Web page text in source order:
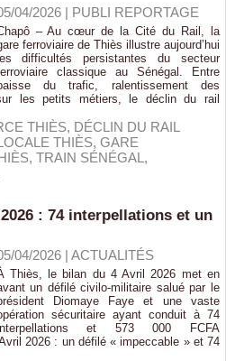
04/2026| PUBLI REPORTAGE
– Au cœur de la Cité du Rail, la
ferroviaire de Thiès illustre aujourd’hui
les difficultés persistantes du secteur
classique au Sénégal. Entre
du trafic, ralentissement des
les petits métiers, le déclin du rail
THIÈS, DÉCLIN DU RAIL
THIÈS, GARE
, TRAIN SÉNÉGAL ,
: 74 interpellations et un
04/2026| ACTUALITÉS
Thiès, le bilan du 4 Avril 2026 met en
un défilé civilo-militaire salué par le
Diomaye Faye et une vaste
sécuritaire ayant conduit à 74
et 573 000 FCFA
2026 : un défilé « impeccable » et 74